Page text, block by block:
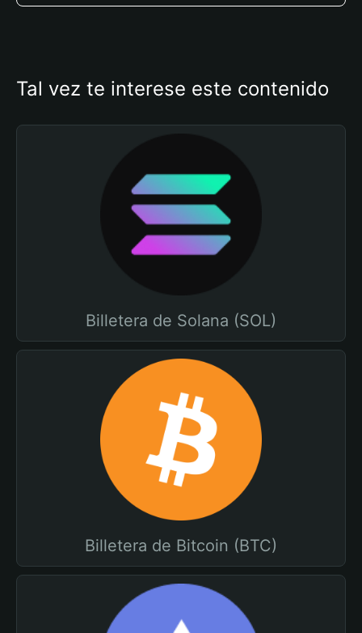
Tal vez te interese este contenido
Billetera de Solana (SOL)
Billetera de Bitcoin (BTC)